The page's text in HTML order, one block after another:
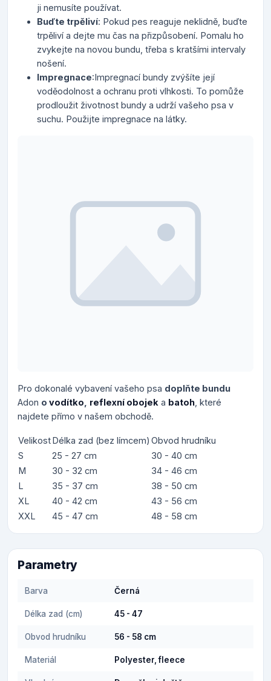
ji nemusíte používat.
Buďte trpěliví: Pokud pes reaguje neklidně, buďte
trpěliví a dejte mu čas na přizpůsobení. Pomalu ho
zvykejte na novou bundu, třeba s kratšími intervaly
nošení.
Impregnace:Impregnací bundy zvýšíte její
voděodolnost a ochranu proti vlhkosti. To pomůže
prodloužit životnost bundy a udrží vašeho psa v
suchu. Použijte impregnace na látky.
Pro dokonalé vybavení vašeho psa doplňte bundu
Adon o vodítko reflexní obojek a batoh , které
najdete přímo v našem obchodě.
VelikostDélka zad (bez límcem) Obvod hrudníku
S
25 - 27 cm
30 - 40 cm
M
30 - 32 cm
34 - 46 cm
L
35 - 37 cm
38 - 50 cm
XL
40 - 42 cm
43 - 56 cm
XXL
45 - 47 cm 48 - 58 cm
Parametry
Barva Černá
Délka zad (cm) 45 - 47
Obvod hrudníku 56 - 58 cm
Materiál Polyester, fleece